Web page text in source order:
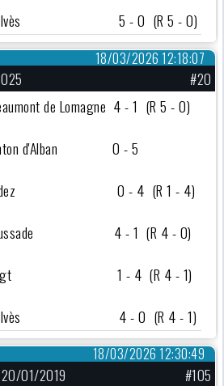
5 - 0 (R 5 - 0)
18/03/2026 12:18:07
#20
de Lomagne 4 - 1 (R 5 - 0)
d'Alban 0 - 5
0 - 4 (R 1 - 4)
4 - 1 (R 4 - 0)
Vergt 1 - 4 (R 4 - 1)
4 - 0 (R 4 - 1)
18/03/2026 12:30:49
20/01/2019
#105